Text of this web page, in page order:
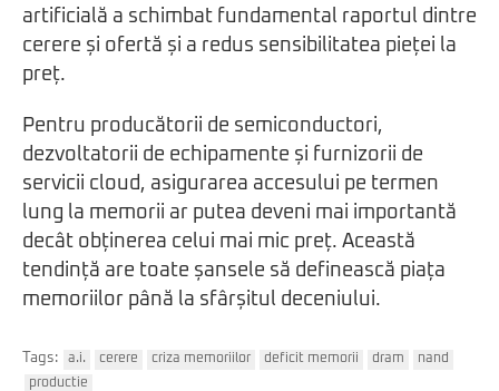
artificială a schimbat fundamental raportul dintre
cerere și ofertă și a redus sensibilitatea pieței la
preț.
Pentru producătorii de semiconductori,
dezvoltatorii de echipamente și furnizorii de
servicii cloud, asigurarea accesului pe termen
lung la memorii ar putea deveni mai importantă
decât obținerea celui mai mic preț. Această
tendință are toate șansele să definească piața
memoriilor până la sfârșitul deceniului.
Tags: a.i. cerere criza memoriilor deficit memorii dram
nand
productie